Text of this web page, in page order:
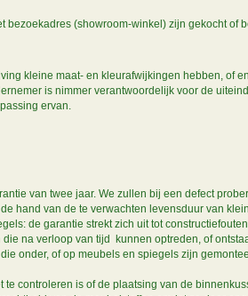
bezoekadres (showroom-winkel) zijn gekocht of
kleine maat- en kleurafwijkingen hebben, of
is nimmer verantwoordelijk voor de
ervan.
van twee jaar. We zullen bij een defect
hand van de te verwachten levensduur van
de garantie strekt zich uit tot
na verloop van tijd kunnen optreden, of
onder, of op meubels en spiegels zijn
controleren is of de plaatsing van de